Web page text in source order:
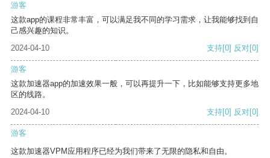
游客
这款app的课程非常丰富，可以满足我不同的学习需求，让我能够找到自
己感兴趣的知识。
2024-04-10
支持[0] 反对[0]
游客
这款加速器app的加速效果一般，可以再提升一下，比如能够支持更多地
区的线路。
2024-04-10
支持[0] 反对[0]
游客
这款加速器VPM应用程序已经为我们带来了无限的隐私和自由。